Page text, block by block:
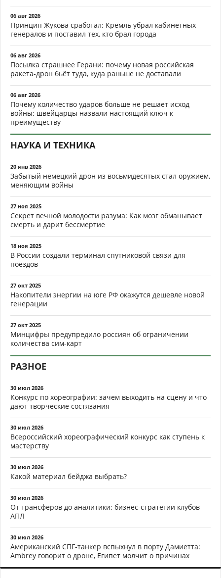
06 авг 2026
Принцип Жукова сработал: Кремль убрал кабинетных
генералов и поставил тех, кто брал города
06 авг 2026
Посылка страшнее Герани: почему новая российская
ракета-дрон бьёт туда, куда раньше не доставали
06 авг 2026
Почему количество ударов больше не решает исход
войны: швейцарцы назвали настоящий ключ к
преимуществу
НАУКА И ТЕХНИКА
20 янв 2026
Забытый немецкий дрон из восьмидесятых стал оружием,
меняющим войны
27 ноя 2025
Секрет вечной молодости разума: Как мозг обманывает
смерть и дарит бессмертие
18 ноя 2025
В России создали терминал спутниковой связи для
поездов
27 окт 2025
Накопители энергии на юге РФ окажутся дешевле новой
генерации
27 окт 2025
Минцифры предупредило россиян об ограничении
количества сим-карт
РАЗНОЕ
30 июл 2026
Конкурс по хореографии: зачем выходить на сцену и что
дают творческие состязания
30 июл 2026
Всероссийский хореографический конкурс как ступень к
мастерству
30 июл 2026
Какой материал бейджа выбрать?
30 июл 2026
От трансферов до аналитики: бизнес-стратегии клубов
АПЛ
30 июл 2026
Американский СПГ-танкер вспыхнул в порту Дамиетта:
Ambrey говорит о дроне, Египет молчит о причинах